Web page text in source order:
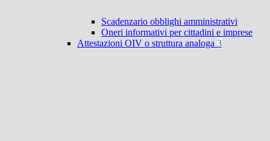
Scadenzario obblighi amministrativi
Oneri informativi per cittadini e imprese
Attestazioni OIV o struttura analoga 3